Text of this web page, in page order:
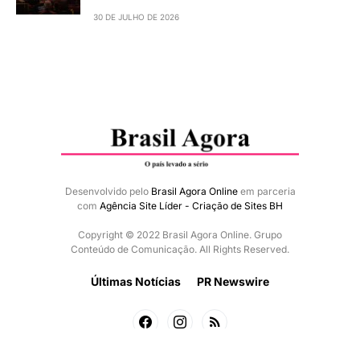
30 DE JULHO DE 2026
Desenvolvido pelo Brasil Agora Onlineem parceria
com Agência Site Líder - Criação de Sites BH
Copyright © 2022 Brasil Agora Online. Grupo
Conteúdo de Comunicação. All Rights Reserved.
Últimas Notícias PR Newswire